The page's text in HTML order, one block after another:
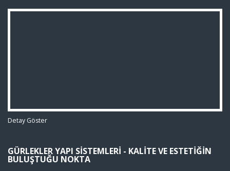
Detay Göster
GÜRLEKLER YAPI SISTEMLERI - KALITE VE ESTETIĞIN
BULUŞTUĞU NOKTA